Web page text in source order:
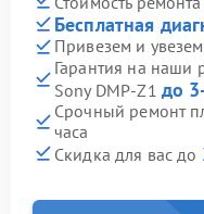
Бесплатная
Привезем и
Гарантия на наши
Sony DMP-Z1 до
Срочный ремонт
часа
Скидка для вас до